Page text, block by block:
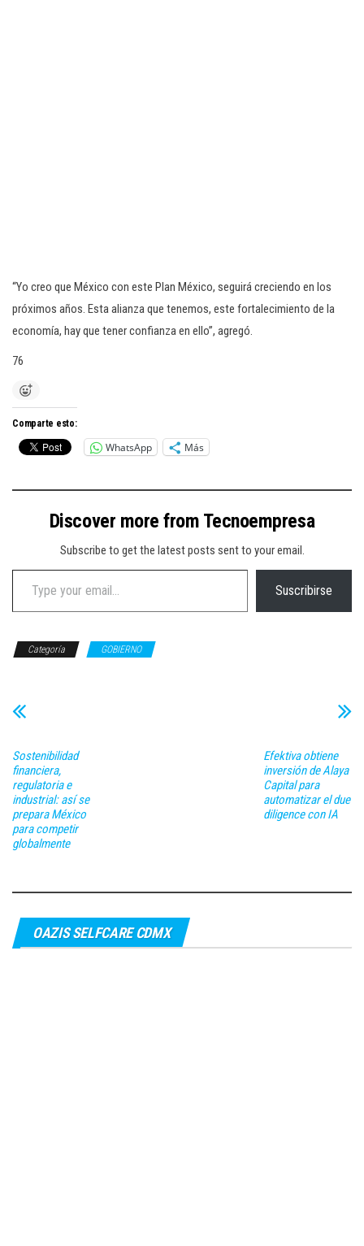
“Yo creo que México con este Plan México, seguirá creciendo en los
próximos años. Esta alianza que tenemos, este fortalecimiento de la
economía, hay que tener confianza en ello”, agregó.
76
Comparte esto:
WhatsApp Más
Discover more from Tecnoempresa
Subscribe to get the latest posts sent to your email.
Type your email…
Suscribirse
Categoría GOBIERNO
Sostenibilidad
financiera,
regulatoria e
industrial: así se
prepara México
para competir
globalmente
Efektiva obtiene
inversión de Alaya
Capital para
automatizar el due
diligence con IA
OAZIS SELFCARE CDMX